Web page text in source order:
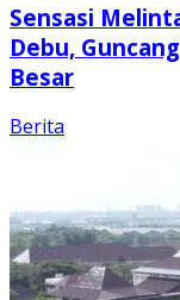
Sensasi
Debu,
Besar
Berita